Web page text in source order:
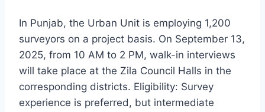
In Punjab, the Urban Unit is employing 1,200
surveyors on a project basis. On September 13,
2025, from 10 AM to 2 PM, walk-in interviews
will take place at the Zila Council Halls in the
corresponding districts. Eligibility: Survey
experience is preferred, but intermediate